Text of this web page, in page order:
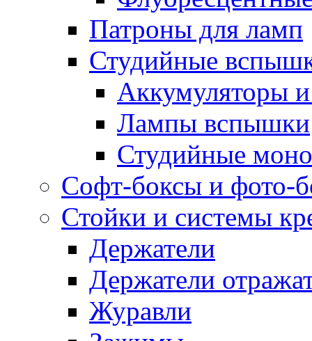
Патроны для ламп
Студийные
Аккумуляторы
Лампы вспышки
Студийные
Софт-боксы и фото-
Стойки и системы
Держатели
Держатели
Журавли